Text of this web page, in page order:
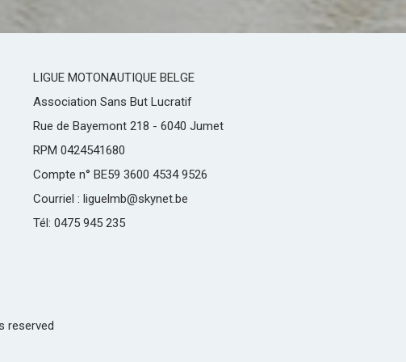
LIGUE MOTONAUTIQUE BELGE
Association Sans But Lucratif
Rue de Bayemont 218 - 6040 Jumet
RPM 0424541680
Compte n° BE59 3600 4534 9526
Courriel : liguelmb@skynet.be
Tél: 0475 945 235
reserved